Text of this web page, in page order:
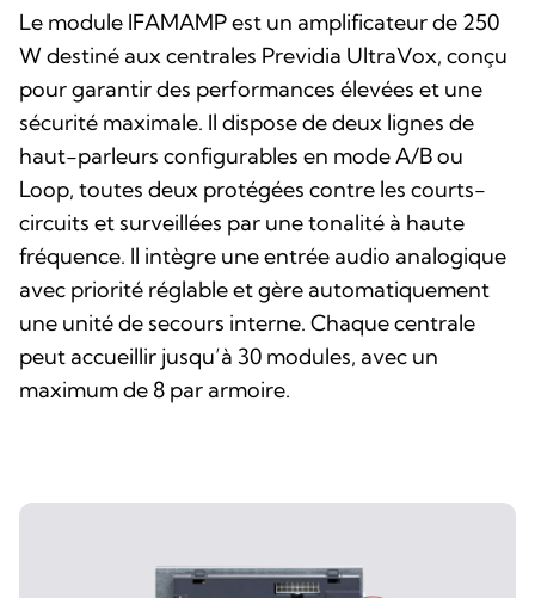
Le module IFAMAMP est un amplificateur de 250
W destiné aux centrales Previdia UltraVox, conçu
pour garantir des performances élevées et une
sécurité maximale. Il dispose de deux lignes de
haut-parleurs configurables en mode A/B ou
Loop, toutes deux protégées contre les courts-
circuits et surveillées par une tonalité à haute
fréquence. Il intègre une entrée audio analogique
avec priorité réglable et gère automatiquement
une unité de secours interne. Chaque centrale
peut accueillir jusqu’à 30 modules, avec un
maximum de 8 par armoire.